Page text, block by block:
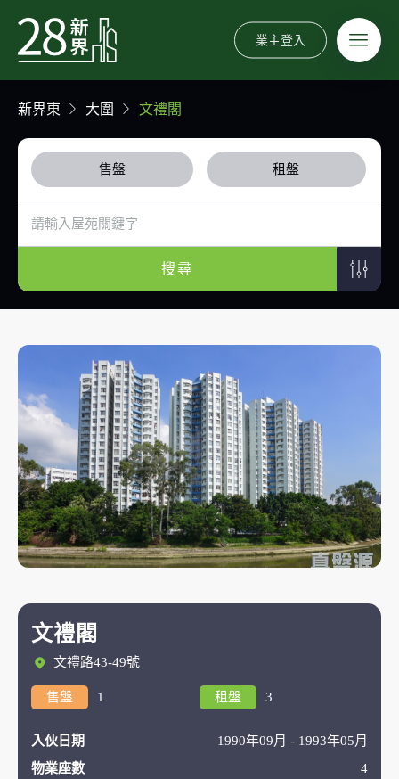
業主登入
新界東 大圍 文禮閣
售盤 租盤
搜尋
文禮閣
文禮路43-49號
售盤 1 租盤 3
入伙日期
1990年09月 - 1993年05月
物業座數
4